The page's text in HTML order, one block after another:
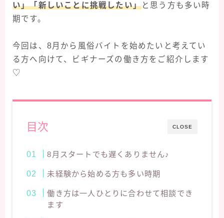
い」「新しいことに挑戦したい」と思う方も多い時
期です。
今回は、8月から風俗バイトを始めたいと考えてい
る方へ向けて、ビギナーズの働き方をご紹介します
♡
CLOSE
目次
8月スタートでも遅くありません♪
未経験から始める方も多い時期
働き方は一人ひとりに合わせて相談でき
ます